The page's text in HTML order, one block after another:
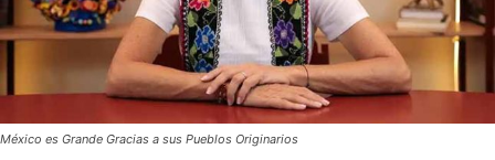
México es Grande Gracias a sus Pueblos Originarios